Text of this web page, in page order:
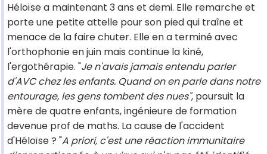
Héloïse a maintenant 3 ans et demi. Elle remarche et
porte une petite attelle pour son pied qui traîne et
menace de la faire chuter. Elle en a terminé avec
l'orthophonie en juin mais continue la kiné,
l'ergothérapie. "Je n'avais jamais entendu parler
d'AVC chez les enfants. Quand on en parle dans notre
entourage, les gens tombent des nues", poursuit la
mère de quatre enfants, ingénieure de formation
devenue prof de maths. La cause de l'accident
d'Héloïse ? "A priori, c'est une réaction immunitaire